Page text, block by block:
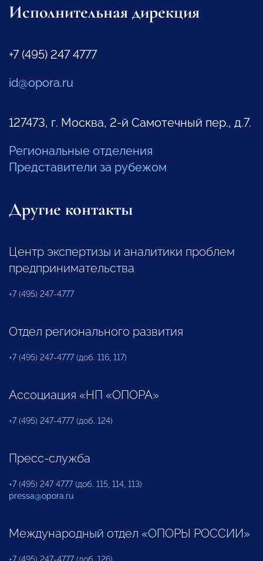
Исполнительная дирекция
+7 (495) 247 4777
id@opora.ru
127473, г. Москва, 2-й Самотечный пер., д.7.
Региональные отделения
Представители за рубежом
Другие контакты
Центр экспертизы и аналитики проблем
предпринимательства
+7 (495) 247-4777
Отдел регионального развития
+7 (495) 247-4777 (доб. 116, 117)
Ассоциация «НП «ОПОРА»
+7 (495) 247-4777 (доб. 124)
Пресс-служба
+7 (495) 247 4777 (доб. 115, 114, 113)
pressa@opora.ru
Международный отдел «ОПОРЫ РОССИИ»